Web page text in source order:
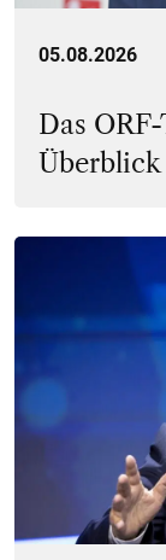
05.08.2026
Das
Überblick